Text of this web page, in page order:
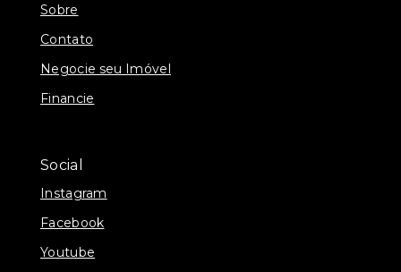
Sobre
Contato
Negocie seu Imóvel
Financie
Social
Instagram
Facebook
Youtube